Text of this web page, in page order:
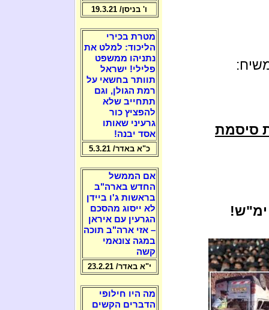
סיסמת
ימ"ש!
ו' בניסן/ 19.3.21
מטרת בכירי
הליכוד: למלט את
נתניהו ממשפט
פלילי! ישראל
תוותר בחשאי על
רמת הגולן, וגם
תתחייב שלא
להפציץ כור
גרעיני שאותו
אסד יבנה!
כ"א באדר/ 5.3.21
אם הממשל
החדש בארה"ב
בראשות ג'ו ביידן
לא ייסוג מהסכם
הגרעין עם איראן
– אזי ארה"ב תוכה
במגה צונאמי
קשה
י"א באדר/ 23.2.21
מה היו חילופי
הדברים הקשים